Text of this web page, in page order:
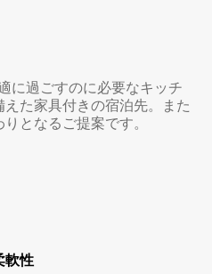
に過ごすのに必要なキッチ
た家具付きの宿泊先。また
となるご提案です。
軟性